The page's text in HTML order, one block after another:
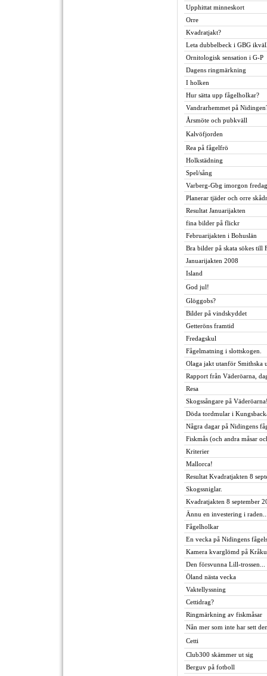
Upphittat minneskort
Orre
Kvadratjakt?
Leta dubbelbeck i GBG
Ornitologisk sensation i G-P
Dagens ringmärkning
I holken
Hur sätta upp fågelholkar?
Vandrarhemmet på
Årsmöte och pubkväll
Kalvöfjorden
Rea på fågelfrö
Holkstädning
Spel/sång
Varberg-Gbg imorgon
Planerar tjäder och orre
Resultat Januarijakten
fina bilder på flickr
Februarijakten i Bohuslän
Bra bilder på skata sökes till
Januarijakten 2008
Island
God jul!
Glöggobs?
Bilder på vindskyddet
Getteröns framtid
Fredagskul
Fågelmatning i slottskogen.
Olaga jakt utanför Smithska
Rapport från Väderöarna,
Resa
Skogssångare på
Döda tordmular i
Några dagar på Nidingens
Fiskmås (och andra måsar
Kriterier
Mallorca!
Resultat Kvadratjakten 8
Skogssniglar.
Kvadratjakten 8 september
Ännu en investering i
Fågelholkar
En vecka på Nidingens
Kamera kvarglömd på
Den försvunna Lill-trossen...
Öland nästa vecka
Vaktellyssning
Cettidrag?
Ringmärkning av fiskmåsar
Nån mer som inte har sett
Cetti
Club300 skämmer ut sig
Berguv på fotboll